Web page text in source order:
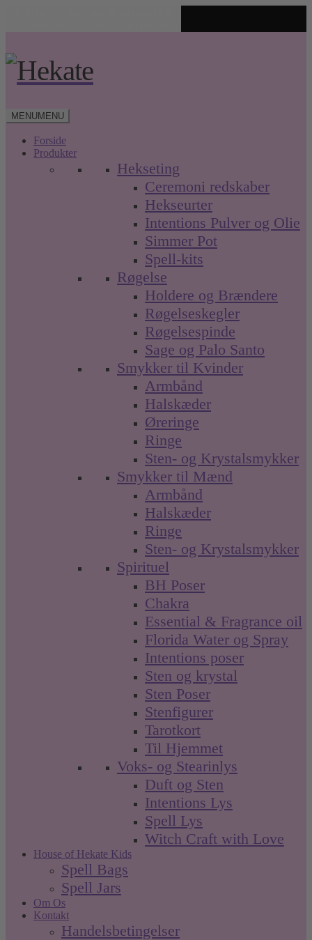
navigation
indhold
MENUMENU
Forside
Produkter
Hekseting
Ceremoni redskaber
Hekseurter
Intentions Pulver og Olie
Simmer Pot
Spell-kits
Røgelse
Holdere og Brændere
Røgelseskegler
Røgelsespinde
Sage og Palo Santo
Smykker til Kvinder
Armbånd
Halskæder
Øreringe
Ringe
Sten- og Krystalsmykker
Smykker til Mænd
Armbånd
Halskæder
Ringe
Sten- og Krystalsmykker
Spirituel
BH Poser
Chakra
Essential & Fragrance oil
Florida Water og Spray
Intentions poser
Sten og krystal
Sten Poser
Stenfigurer
Tarotkort
Til Hjemmet
Voks- og Stearinlys
Duft og Sten
Intentions Lys
Spell Lys
Witch Craft with Love
House of Hekate Kids
Spell Bags
Spell Jars
Om Os
Kontakt
Handelsbetingelser